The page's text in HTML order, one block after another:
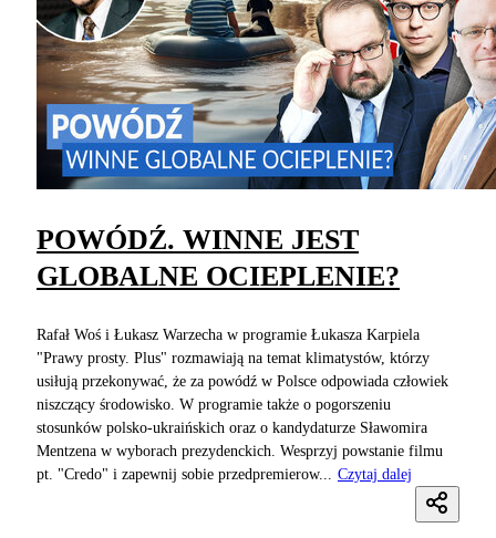
POWÓDŹ. WINNE JEST
GLOBALNE OCIEPLENIE?
Rafał Woś i Łukasz Warzecha w programie Łukasza Karpiela
"Prawy prosty. Plus" rozmawiają na temat klimatystów, którzy
usiłują przekonywać, że za powódź w Polsce odpowiada człowiek
niszczący środowisko. W programie także o pogorszeniu
stosunków polsko-ukraińskich oraz o kandydaturze Sławomira
Mentzena w wyborach prezydenckich. Wesprzyj powstanie filmu
pt. "Credo" i zapewnij sobie przedpremierow...
Czytaj dalej